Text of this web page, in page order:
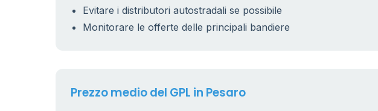
Evitare i distributori autostradali se possibile
Monitorare le offerte delle principali bandiere
Prezzo medio del GPL in Pesaro